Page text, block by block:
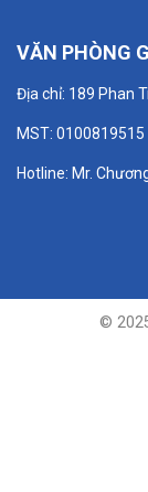
VĂN PHÒNG
Địa chỉ: 189 Phan
MST: 0100819515
Hotline: Mr.
©